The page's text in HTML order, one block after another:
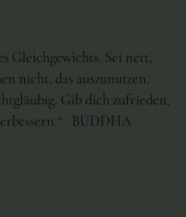
Gleichgewichts. Sei nett,
nicht, das auszunutzen.
Gib dich zufrieden,
BUDDHA